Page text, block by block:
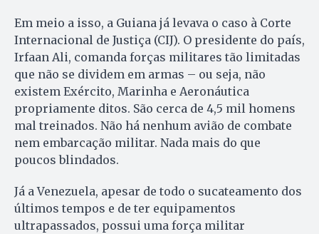
Em meio a isso, a Guiana já levava o caso à Corte
Internacional de Justiça (CIJ). O presidente do país,
Irfaan Ali, comanda forças militares tão limitadas
que não se dividem em armas – ou seja, não
existem Exército, Marinha e Aeronáutica
propriamente ditos. São cerca de 4,5 mil homens
mal treinados. Não há nenhum avião de combate
nem embarcação militar. Nada mais do que
poucos blindados.
Já a Venezuela, apesar de todo o sucateamento dos
últimos tempos e de ter equipamentos
ultrapassados, possui uma força militar